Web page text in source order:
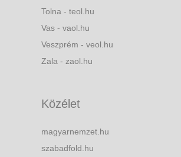
Tolna - teol.hu
Vas - vaol.hu
Veszprém - veol.hu
Zala - zaol.hu
Közélet
magyarnemzet.hu
szabadfold.hu